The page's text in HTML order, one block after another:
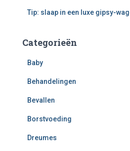
Tip: slaap in een luxe gipsy-
Categorieën
Baby
Behandelingen
Bevallen
Borstvoeding
Dreumes